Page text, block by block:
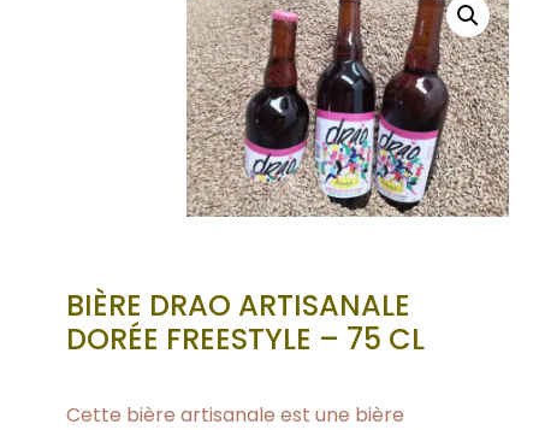
BIÈRE DRAO ARTISANALE
DORÉE FREESTYLE – 75 CL
Cette bière artisanale est une bière